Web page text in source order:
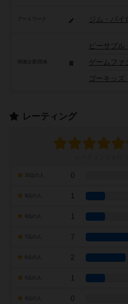
アートワーク ジム・パイ
ピーサブ
ゲームファ
ゴーキッズ
レーティング
0
1
1
7点の人 7
2
1
0